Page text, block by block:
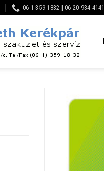
06-1-359-1832 | 06-20-934-4141